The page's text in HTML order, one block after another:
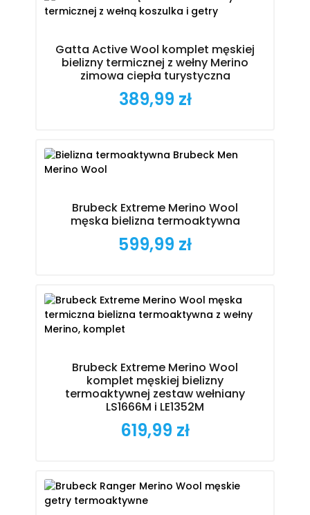
Gatta Active Wool komplet męskiej
bielizny termicznej z wełny Merino
zimowa ciepła turystyczna
Cena
389,99 zł
Brubeck Extreme Merino Wool
męska bielizna termoaktywna
Cena
599,99 zł
Brubeck Extreme Merino Wool
komplet męskiej bielizny
termoaktywnej zestaw wełniany
LS1666M i LE1352M
Cena
619,99 zł